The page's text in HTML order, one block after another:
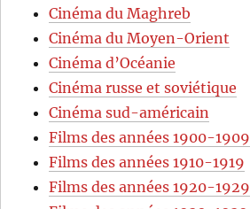
Cinéma du Maghreb
Cinéma du Moyen-Orient
Cinéma d’Océanie
Cinéma russe et soviétique
Cinéma sud-américain
Films des années 1900-1909
Films des années 1910-1919
Films des années 1920-1929